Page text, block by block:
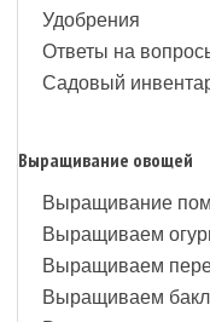
Удобрения
Ответы на
Садовый
Выращивание овощей
Выращивание
Выращиваем
Выращиваем
Выращиваем